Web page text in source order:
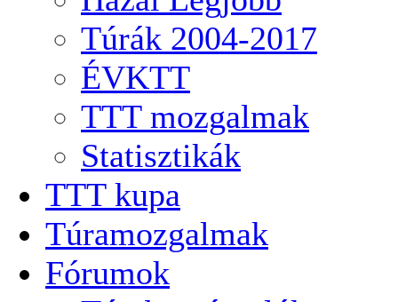
Túrák 2004-2017
ÉVKTT
TTT mozgalmak
Statisztikák
TTT kupa
Túramozgalmak
Fórumok